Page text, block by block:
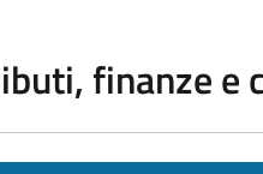
finanze e